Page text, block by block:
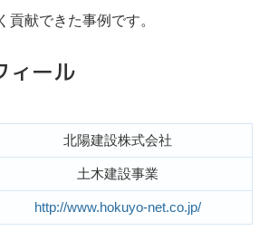
貢献できた事例です。
ィール
北陽建設株式会社
土木建設事業
http://www.hokuyo-net.co.jp/